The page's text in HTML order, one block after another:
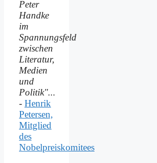
Peter
Handke
im
Spannungsfeld
zwischen
Literatur,
Medien
und
Politik"...
- Henrik
Petersen,
Mitglied
des
Nobelpreiskomitees